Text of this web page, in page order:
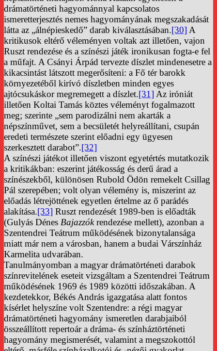
drámatörténeti hagyománnyal kapcsolatos
ismeretterjesztés nemes hagyományának megszakadását
látta az „álnépieskedő” darab kiválasztásában.[30] A
kritikusok eltérő véleményen voltak azt illetően, vajon
Ruszt rendezése és a színészi játék ironikusan fogta-e fel
a műfajt. A Csányi Árpád tervezte díszlet mindenesetre a
kikacsintást látszott megerősíteni: a Fő tér barokk
környezetéből kirívó díszletben minden egyes
ajtócsukáskor megremegett a díszlet.[31] Az iróniát
illetően Koltai Tamás köztes véleményt fogalmazott
meg; szerinte „sem parodizálni nem akarták a
népszínművet, sem a becsületét helyreállítani, csupán
eredeti természete szerint előadni egy ügyesen
szerkesztett darabot”.[32]
A színészi játékot illetően viszont egyetértés mutatkozik
a kritikákban: eszerint játékosság és derű árad a
színészekből, különösen Rubold Ödön remekelt Csillag
Pál szerepében; volt olyan vélemény is, miszerint az
előadás létrejöttének egyetlen értelme az ő parádés
alakítása.[33] Ruszt rendezését 1989-ben is előadták
(Gulyás Dénes Bajazzókrendezése mellett), azonban a
Szentendrei Teátrum működésének bizonytalansága
miatt már nem a városban, hanem a budai Várszínház
Karmelita udvarában.
Tanulmányomban a magyar drámatörténeti darabok
színrevitelének eseteit vizsgáltam a Szentendrei Teátrum
működésének 1969 és 1989 közötti időszakában. A
kezdetekkor, Békés András igazgatása alatt fontos
kísérlet helyszíne volt Szentendre: a régi magyar
drámatörténeti hagyomány ismeretlen darabjaiból
összeállított repertoár a dráma- és színháztörténeti
hagyomány megismerését, valamint a megszokottól